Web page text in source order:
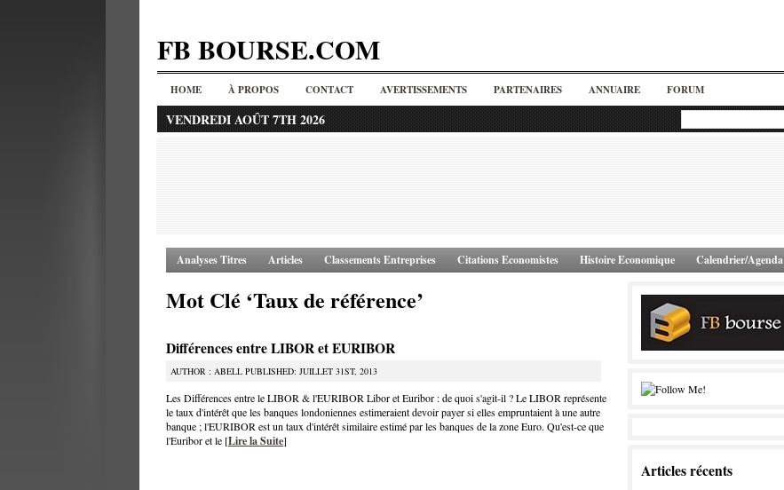
FB BOURSE.COM
HOME À PROPOS CONTACT AVERTISSEMENTS PARTENAIRES ANNUAIRE FORUM
VENDREDI AOÛT 7TH 2026
Analyses Titres Articles Classements Entreprises Citations Economistes Histoire Economique Calendrier/Agenda
Mot Clé ‘Taux de référence’
Différences entre LIBOR et EURIBOR
AUTHOR : ABELL PUBLISHED: JUILLET 31ST, 2013
Les Différences entre le LIBOR & l'EURIBOR Libor et Euribor : de quoi s'agit-il ? Le LIBOR représente
le taux d'intérêt que les banques londoniennes estimeraient devoir payer si elles empruntaient à une autre
banque ; l'EURIBOR est un taux d'intérêt similaire estimé par les banques de la zone Euro. Qu'est-ce que
l'Euribor et le [Lire la Suite]
Articles récents